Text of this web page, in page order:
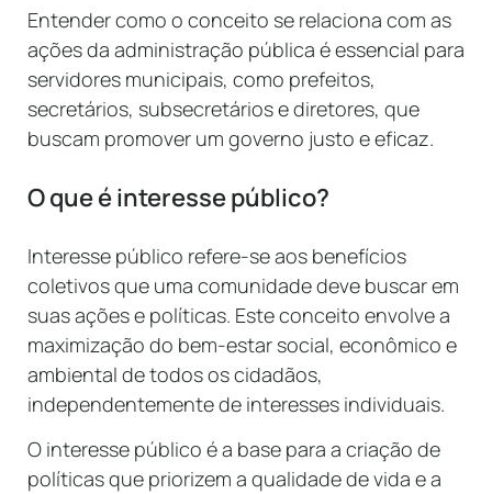
Entender como o conceito se relaciona com as
ações da administração pública é essencial para
servidores municipais, como prefeitos,
secretários, subsecretários e diretores, que
buscam promover um governo justo e eficaz.
O que é interesse público?
Interesse público refere-se aos benefícios
coletivos que uma comunidade deve buscar em
suas ações e políticas. Este conceito envolve a
maximização do bem-estar social, econômico e
ambiental de todos os cidadãos,
independentemente de interesses individuais.
O interesse público é a base para a criação de
políticas que priorizem a qualidade de vida e a